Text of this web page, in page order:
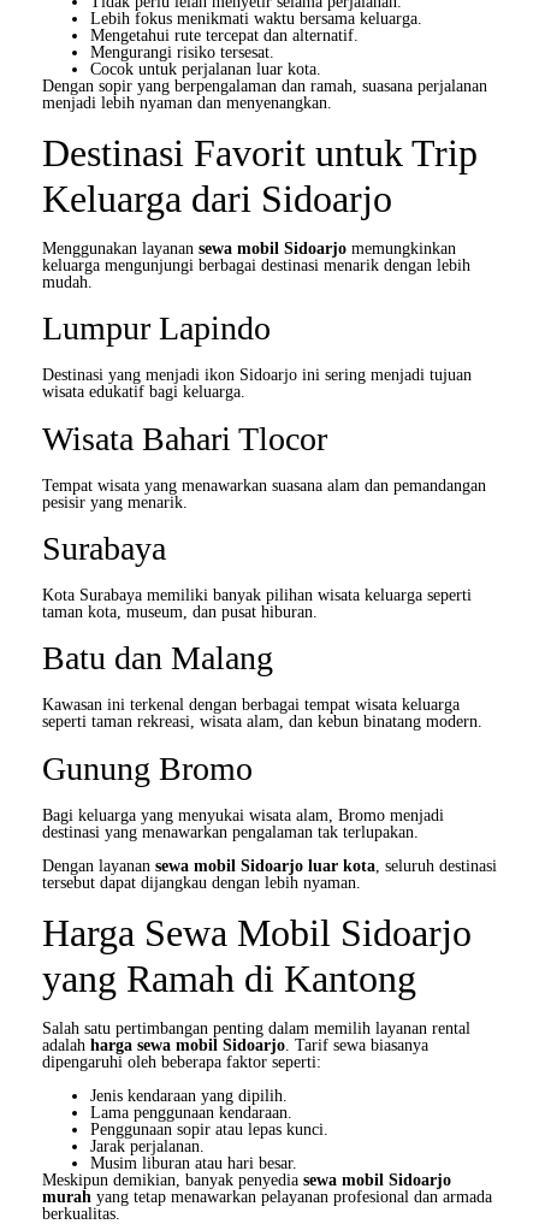
Lebih fokus menikmati waktu bersama keluarga.
Mengetahui rute tercepat dan alternatif.
Mengurangi risiko tersesat.
Cocok untuk perjalanan luar kota.
Dengan sopir yang berpengalaman dan ramah, suasana perjalanan
menjadi lebih nyaman dan menyenangkan.
Destinasi Favorit untuk Trip
Keluarga dari Sidoarjo
Menggunakan layanan sewa mobil Sidoarjo memungkinkan
keluarga mengunjungi berbagai destinasi menarik dengan lebih
mudah.
Lumpur Lapindo
Destinasi yang menjadi ikon Sidoarjo ini sering menjadi tujuan
wisata edukatif bagi keluarga.
Wisata Bahari Tlocor
Tempat wisata yang menawarkan suasana alam dan pemandangan
pesisir yang menarik.
Surabaya
Kota Surabaya memiliki banyak pilihan wisata keluarga seperti
taman kota, museum, dan pusat hiburan.
Batu dan Malang
Kawasan ini terkenal dengan berbagai tempat wisata keluarga
seperti taman rekreasi, wisata alam, dan kebun binatang modern.
Gunung Bromo
Bagi keluarga yang menyukai wisata alam, Bromo menjadi
destinasi yang menawarkan pengalaman tak terlupakan.
Dengan layanan sewa mobil Sidoarjo luar kota, seluruh destinasi
tersebut dapat dijangkau dengan lebih nyaman.
Harga Sewa Mobil Sidoarjo
yang Ramah di Kantong
Salah satu pertimbangan penting dalam memilih layanan rental
adalah harga sewa mobil Sidoarjo . Tarif sewa biasanya
dipengaruhi oleh beberapa faktor seperti:
Jenis kendaraan yang dipilih.
Lama penggunaan kendaraan.
Penggunaan sopir atau lepas kunci.
Jarak perjalanan.
Musim liburan atau hari besar.
Meskipun demikian, banyak penyedia sewa mobil Sidoarjo
murah yang tetap menawarkan pelayanan profesional dan armada
berkualitas.